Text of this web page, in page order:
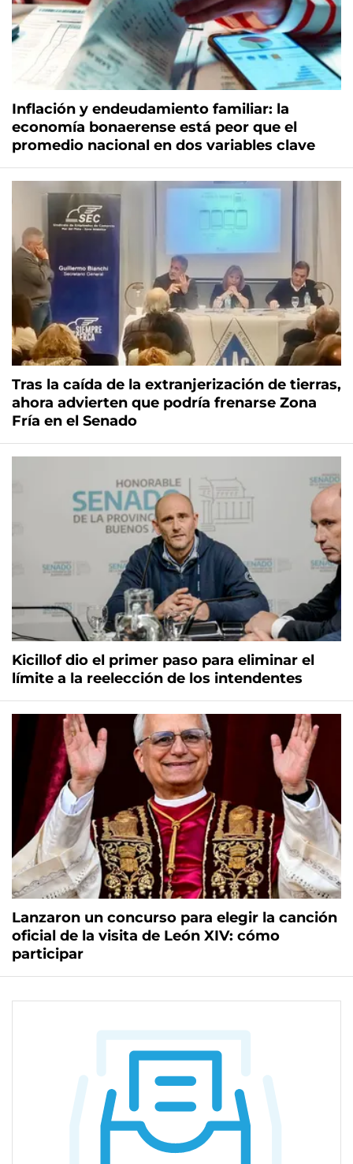
Inflación y endeudamiento familiar: la
economía bonaerense está peor que el
promedio nacional en dos variables clave
Tras la caída de la extranjerización de tierras,
ahora advierten que podría frenarse Zona
Fría en el Senado
Kicillof dio el primer paso para eliminar el
límite a la reelección de los intendentes
Lanzaron un concurso para elegir la canción
oficial de la visita de León XIV: cómo
participar